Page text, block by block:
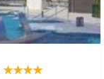
★★★★